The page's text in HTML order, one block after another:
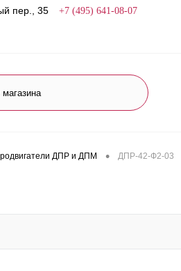
пер., 35 +7 (495) 641-08-07
ДПР и ДПМ • ДПР-42-Ф2-03